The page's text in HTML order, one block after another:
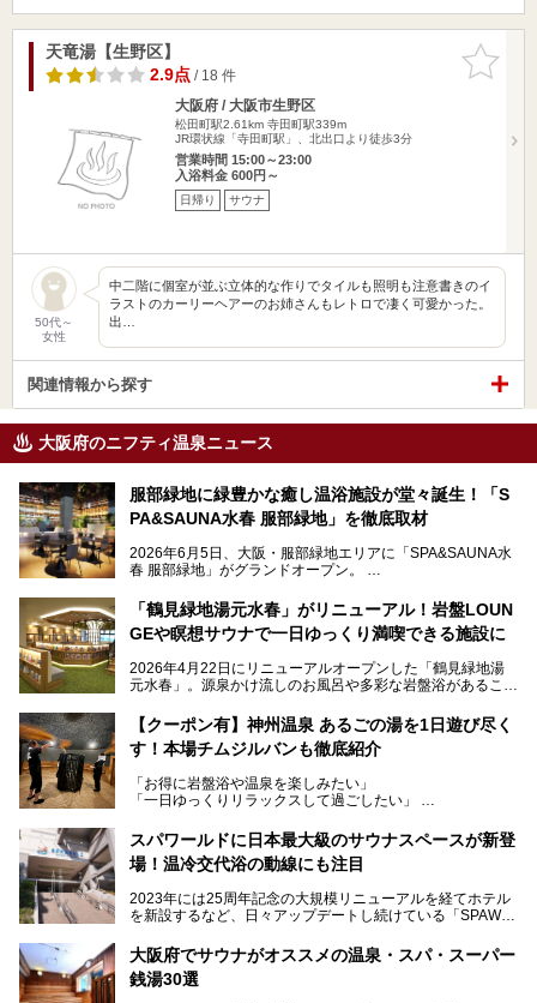
お気に入
りに追加
天竜湯【生野区】
2.9点/ 18 件
大阪府 / 大阪市生野区
松田町駅2.61km 寺田町駅339m
JR環状線「寺田町駅」、北出口より徒歩3分
営業時間 15:00～23:00
入浴料金 600円～
日帰り サウナ
50代～
女性
中二階に個室が並ぶ立体的な作りでタイルも照明も注意書きのイ
ラストのカーリーヘアーのお姉さんもレトロで凄く可愛かった。
出…
関連情報から探す
大阪府のニフティ温泉ニュース
服部緑地に緑豊かな癒し温浴施設が堂々誕生！「S
PA&SAUNA水春 服部緑地」を徹底取材
2026年6月5日、大阪・服部緑地エリアに「SPA&SAUNA水
春 服部緑地」がグランドオープン。
当初の計画から約5年の時を経て誕生した本施設は、温泉・
サウナ・岩盤浴・フィットネス・ラウンジ・レストランなど
を融合した、これまでの“水春”のイメージをさらに進化させ
今回はオープン前の内覧会に参加し、館内のこだわりポイン
サウナー注目の3種のサウナや160cmの深水風呂、没入感の
高い岩盤浴エリア、日本最大の台数を誇る最新AIフィットネ
スマシンなど、見どころ満載の館内を詳しくご紹介します。
「鶴見緑地湯元水春」がリニューアル！岩盤LOUN
GEや瞑想サウナで一日ゆっくり満喫できる施設に
2026年4月22日にリニューアルオープンした「鶴見緑地湯
元水春」。源泉かけ流しのお風呂や多彩な岩盤浴があること
に“一日中くつろげる場所”としてパワーアップしています。
今回のリニューアルでは、新たに登場した瞑想サウナをはじ
見どころが盛りだくさん。日常の疲れを癒やしたい方はもち
ろん、休日にゆったり過ごしたい方にもぴったりの内容とな
本記事では、そんなリニューアル後の注目ポイントを詳しく
紹介します。これから「鶴見緑地湯元水春」に訪れる方や、
い。
【クーポン有】神州温泉 あるごの湯を1日遊び尽く
す！本場チムジルバンも徹底紹介
「お得に岩盤浴や温泉を楽しみたい」
「一日ゆっくりリラックスして過ごしたい」
利用できる「神州温泉 あるごの湯」です。
あるごの湯は、大阪府豊中市にある日帰り温浴施設で、阪急
チムジルバン（岩盤浴）を中心に、発汗・リラックス・漫画
タイムまで満喫できる長時間滞在型の施設なので、一日中ゆ
る迫力ある熱波パフォーマンスも毎日行われており、“とと
のう”体験をしっかり楽しめるのもポイントです。
スパワールドに日本最大級のサウナスペースが新登
場！温冷交代浴の動線にも注目
2023年には25周年記念の大規模リニューアルを経てホテル
を新設するなど、日々アップデートし続けている「SPAWO
そんなスパワールドが2025年11月15日（土）に、新たな浴
室や日本最大級140人収容の大規模サウナを携えてリニュー
アルオープン！浴室である4F・6Fそれぞれにリニューアル
大阪府でサウナがオススメの温泉・スパ・スーパー
銭湯30選